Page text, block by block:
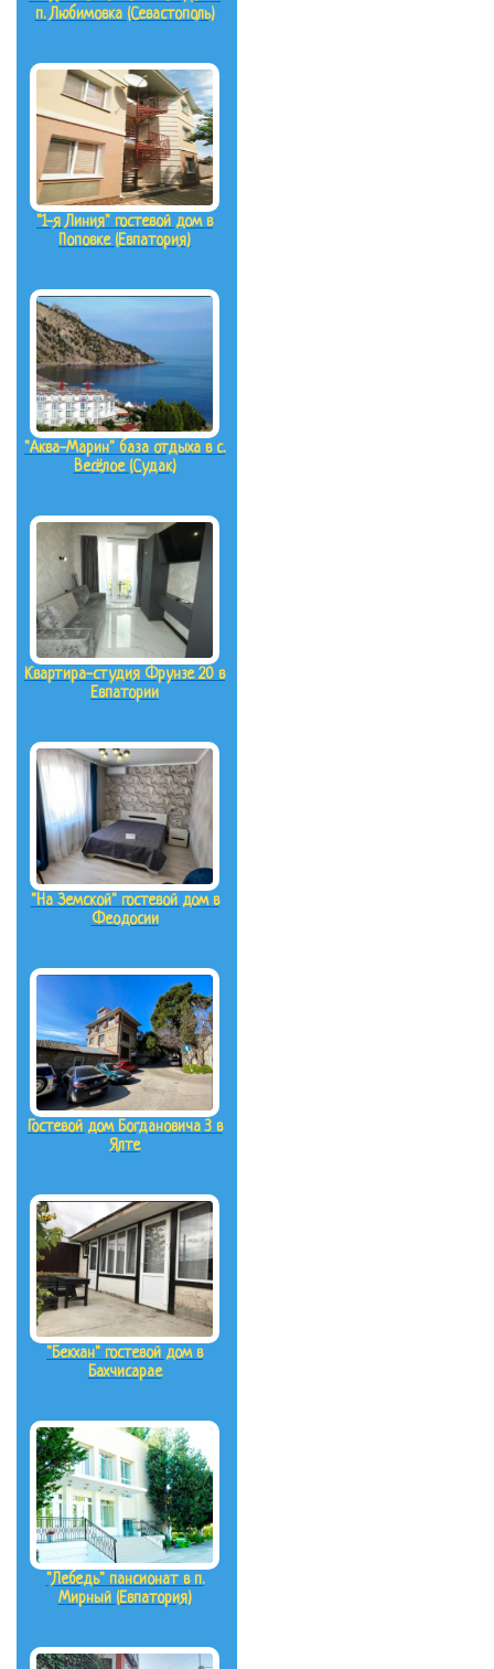
п. Любимовка (Севастополь)
"1-я Линия" гостевой дом в
Поповке (Евпатория)
"Аква-Марин" база отдыха в с.
Весёлое (Судак)
Квартира-студия Фрунзе 20 в
Евпатории
"На Земской" гостевой дом в
Феодосии
Гостевой дом Богдановича 3 в
Ялте
"Бекхан" гостевой дом в
Бахчисарае
"Лебедь" пансионат в п.
Мирный (Евпатория)